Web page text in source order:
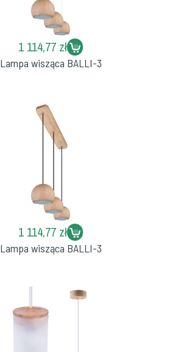
1 114,77 zł
Lampa wisząca BALLI-3
1 114,77 zł
Lampa wisząca BALLI-3